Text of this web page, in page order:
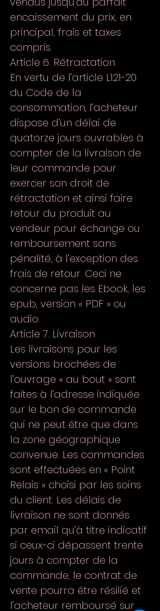
encaissement du prix, en
principal, frais et taxes
compris.
Article 6. Rétractation
En vertu de l’article L121-20
du Code de la
consommation, l’acheteur
dispose d'un délai de
quatorze jours ouvrables à
compter de la livraison de
leur commande pour
exercer son droit de
rétractation et ainsi faire
retour du produit au
vendeur pour échange ou
remboursement sans
pénalité, à l’exception des
frais de retour. Ceci ne
concerne pas les Ebook, les
epub, version « PDF » ou
audio.
Article 7. Livraison
Les livraisons pour les
versions brochées de
l’ouvrage « au bout » sont
faites à l’adresse indiquée
sur le bon de commande
qui ne peut être que dans
la zone géographique
convenue. Les commandes
sont effectuées en « Point
Relais » choisi par les soins
du client. Les délais de
livraison ne sont donnés
par email qu’à titre indicatif
si ceux-ci dépassent trente
jours à compter de la
commande, le contrat de
vente pourra être résilié et
l’acheteur remboursé sur